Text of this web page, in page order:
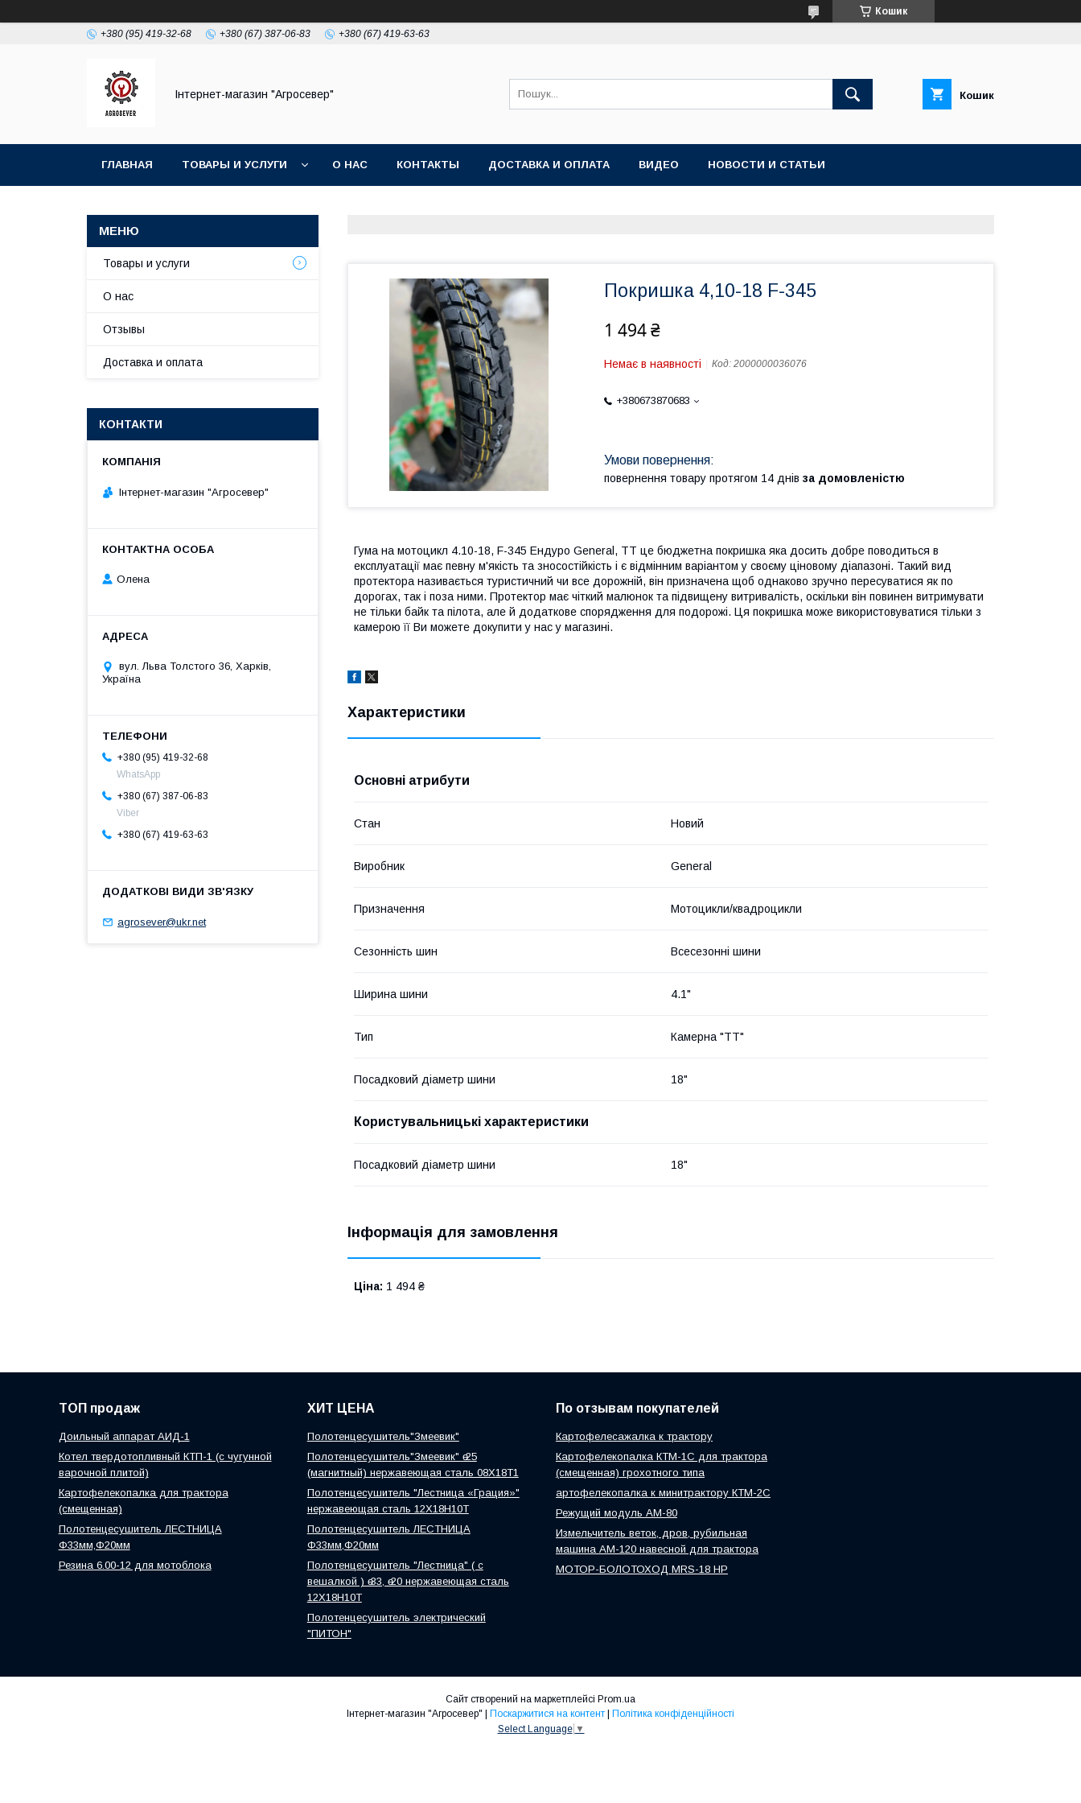
Кошик
+380 (95) 419-32-68 +380 (67) 387-06-83 +380 (67) 419-63-63
Інтернет-магазин "Агросевер" Кошик
ГЛАВНАЯ ТОВАРЫ И УСЛУГИ О НАС КОНТАКТЫ ДОСТАВКА И ОПЛАТА ВИДЕО НОВОСТИ И СТАТЬИ
Покришка 4,10-18 F-345
1 494 ₴
Немає в наявності Код: 2000000036076
+380673870683
повернення товару протягом 14 днів за домовленістю
Гума на мотоцикл 4.10-18, F-345 Ендуро General, TT це бюджетна покришка яка досить добре поводиться в
експлуатації має певну м'якість та зносостійкість і є відмінним варіантом у своєму ціновому діапазоні. Такий вид
протектора називається туристичний чи все дорожній, він призначена щоб однаково зручно пересуватися як по
дорогах, так і поза ними. Протектор має чіткий малюнок та підвищену витривалість, оскільки він повинен витримувати
не тільки байк та пілота, але й додаткове спорядження для подорожі. Ця покришка може використовуватися тільки з
камерою її Ви можете докупити у нас у магазині.
Характеристики
Основні атрибути
Стан Новий
Виробник General
Призначення Мотоцикли/квадроцикли
Сезонність шин Всесезонні шини
Ширина шини 4.1"
Тип Камерна "TT"
Посадковий діаметр шини 18"
Користувальницькі характеристики
Посадковий діаметр шини 18"
Інформація для замовлення
Ціна: 1 494 ₴
Товары и услуги
О нас
Отзывы
Доставка и оплата
КОНТАКТИ
Інтернет-магазин "Агросевер"
Олена
вул. Льва Толстого 36, Харків,
Україна
+380 (95) 419-32-68
WhatsApp
+380 (67) 387-06-83
Viber
+380 (67) 419-63-63
agrosever@ukr.net
ТОП продаж
Доильный аппарат АИД-1
Котел твердотопливный КТП-1 (с чугунной
варочной плитой)
Картофелекопалка для трактора
(смещенная)
Полотенцесушитель ЛЕСТНИЦА
Ф33мм,Ф20мм
Резина 6.00-12 для мотоблока
ХИТ ЦЕНА
Полотенцесушитель"Змеевик"
Полотенцесушитель"Змеевик" ө 25
(магнитный) нержавеющая сталь 08Х18Т1
Полотенцесушитель "Лестница «Грация»"
нержавеющая сталь 12Х18Н10Т
Полотенцесушитель ЛЕСТНИЦА
Ф33мм,Ф20мм
Полотенцесушитель "Лестница" ( с
вешалкой ) ө 33, ө 20 нержавеющая сталь
12Х18Н10Т
Полотенцесушитель электрический
"ПИТОН"
По отзывам покупателей
Картофелесажалка к трактору
Картофелекопалка КТМ-1С для трактора
(смещенная) грохотного типа
артофелекопалка к минитрактору КТМ-2С
Режущий модуль АМ-80
Измельчитель веток, дров, рубильная
машина АМ-120 навесной для трактора
МОТОР-БОЛОТОХОД MRS-18 HP
Сайт створений на маркетплейсі Prom.ua
Поскаржитися на контент
Політика конфіденційності
Select Language ▼